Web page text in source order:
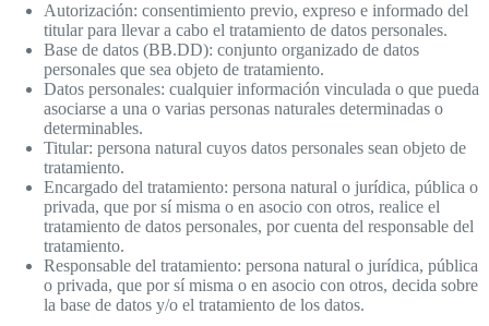
Autorización: consentimiento previo, expreso e informado del
titular para llevar a cabo el tratamiento de datos personales.
Base de datos (BB.DD): conjunto organizado de datos
personales que sea objeto de tratamiento.
Datos personales: cualquier información vinculada o que pueda
asociarse a una o varias personas naturales determinadas o
determinables.
Titular: persona natural cuyos datos personales sean objeto de
tratamiento.
Encargado del tratamiento: persona natural o jurídica, pública o
privada, que por sí misma o en asocio con otros, realice el
tratamiento de datos personales, por cuenta del responsable del
tratamiento.
Responsable del tratamiento: persona natural o jurídica, pública
o privada, que por sí misma o en asocio con otros, decida sobre
la base de datos y/o el tratamiento de los datos.